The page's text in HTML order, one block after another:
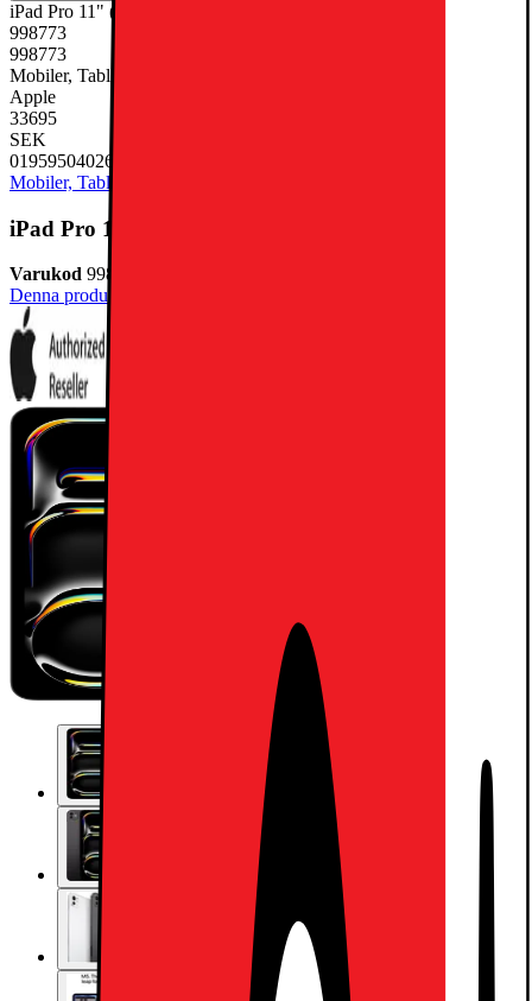
iPad Pro 11" (M5) 2TB WiFi + 5G (Space Black)
998773
998773
Mobiler, Tablets & Smartklockor, Surfplatta
Apple
33695
SEK
0195950402698
Mobiler, Tablets & Smartklockor
iPad Pro 11" (M5) 2TB WiFi + 5G (Space Black)
Varukod 998773
Denna produkt har ännu inte blivit bedömd.